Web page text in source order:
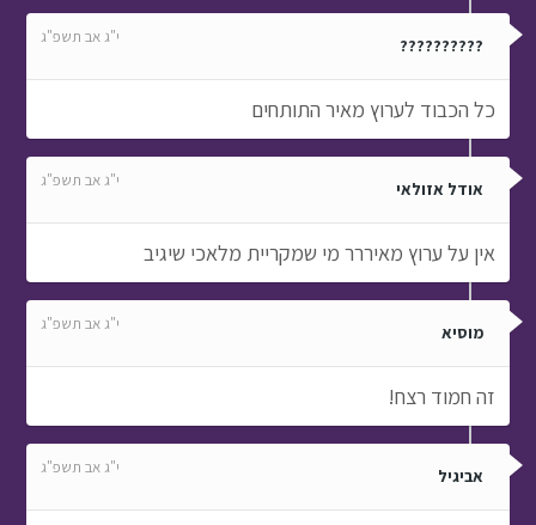
?????????? י"ג אב תשפ"ג
כל הכבוד לערוץ מאיר התותחים
אודל אזולאי י"ג אב תשפ"ג
אין על ערוץ מאיררר מי שמקריית מלאכי שיגיב
מוסיא י"ג אב תשפ"ג
זה חמוד רצח!
אביגיל י"ג אב תשפ"ג